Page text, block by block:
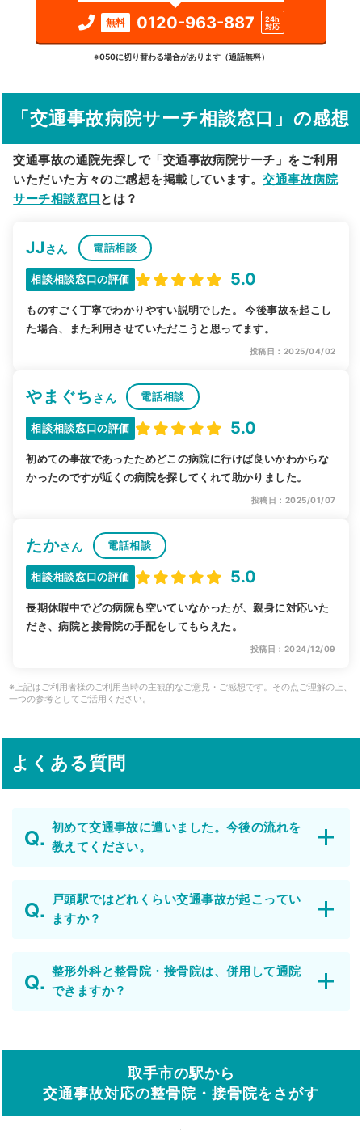
検索する
詳細条件で絞り込む
駅から探す 院名から探す
無料 0120-963-887
24h
対応
※050に切り替わる場合があります（通話無料）
「交通事故病院サーチ相談窓口」の感想
交通事故の通院先探しで「交通事故病院サーチ」をご利用
いただいた方々のご感想を掲載しています。交通事故病院
サーチ相談窓口 とは？
JJさん 電話相談
相談相談窓口の評価 5.0
ものすごく丁寧でわかりやすい説明でした。 今後事故を起こし
た場合、また利用させていただこうと思ってます。
投稿日：2025/04/02
やまぐちさん 電話相談
相談相談窓口の評価 5.0
初めての事故であったためどこの病院に行けば良いかわからな
かったのですが近くの病院を探してくれて助かりました。
投稿日：2025/01/07
たかさん 電話相談
相談相談窓口の評価 5.0
長期休暇中でどの病院も空いていなかったが、親身に対応いた
だき、病院と接骨院の手配をしてもらえた。
投稿日：2024/12/09
※上記はご利用者様のご利用当時の主観的なご意見・ご感想です。その点ご理解の上、
一つの参考としてご活用ください。
よくある質問
初めて交通事故に遭いました。今後の流れを
教えてください。
戸頭駅ではどれくらい交通事故が起こってい
ますか？
整形外科と整骨院・接骨院は、併用して通院
できますか？
取手市の駅から
交通事故対応の整骨院・接骨院をさがす